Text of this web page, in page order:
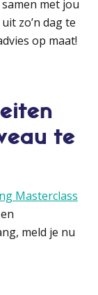
samen met jou
zo’n dag te
op maat!
te
Masterclass
meld je nu